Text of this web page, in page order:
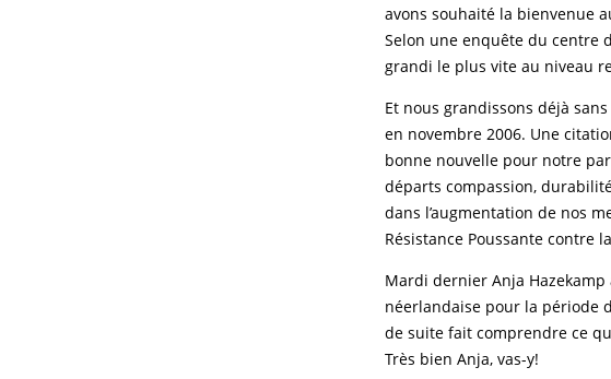
avons souhaité la bienvenue
Selon une enquête du centre
grandi le plus vite au niveau
Et nous grandissons déjà
en novembre 2006. Une
bonne nouvelle pour notre
départs compassion,
dans l’augmentation de nos
Résistance Poussante contre
Mardi dernier Anja Hazekamp
néerlandaise pour la période
de suite fait comprendre ce
Très bien Anja, vas-y!